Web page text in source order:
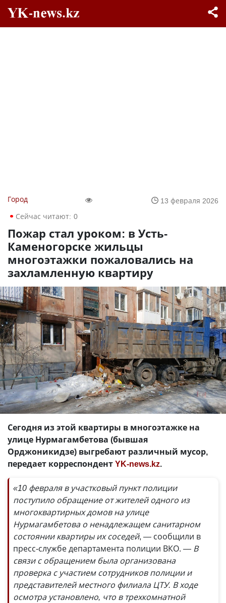
Город
13 февраля 2026
Сейчас читают: 0
Пожар стал уроком: в Усть-
Каменогорске жильцы
многоэтажки пожаловались на
захламленную квартиру
Сегодня из этой квартиры в многоэтажке на
улице Нурмагамбетова (бывшая
Орджоникидзе) выгребают различный мусор,
передает корреспондентYK-news.kz.
«10 февраля в участковый пункт полиции
поступило обращение от жителей одного из
многоквартирных домов на улице
Нурмагамбетова о ненадлежащем санитарном
состоянии квартиры их соседей, — сообщили в
пресс-службе департамента полиции ВКО. — В
связи с обращением была организована
проверка с участием сотрудников полиции и
представителей местного филиала ЦТУ. В ходе
осмотра установлено, что в трехкомнатной